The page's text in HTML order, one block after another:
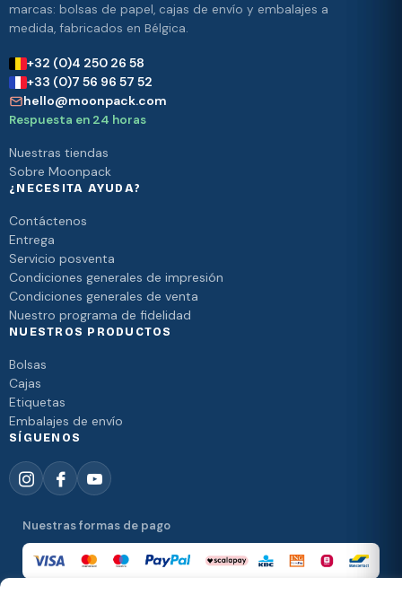
marcas: bolsas de papel, cajas de envío y embalajes a
medida, fabricados en Bélgica.
+32 (0)4 250 26 58
+33 (0)7 56 96 57 52
hello@moonpack.com
Respuesta en 24 horas
Nuestras tiendas
Sobre Moonpack
¿NECESITA AYUDA?
Contáctenos
Entrega
Servicio posventa
Condiciones generales de impresión
Condiciones generales de venta
Nuestro programa de fidelidad
NUESTROS PRODUCTOS
Bolsas
Cajas
Etiquetas
Embalajes de envío
SÍGUENOS
Nuestras formas de pago